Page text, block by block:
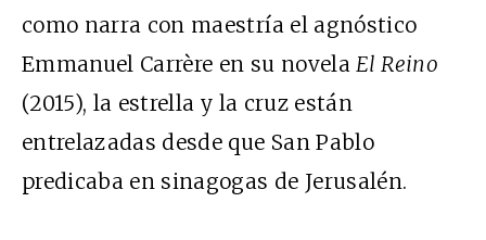
como narra con maestría el agnóstico
Emmanuel Carrère en su novelaEl Reino
(2015), la estrella y la cruz están
entrelazadas desde que San Pablo
predicaba en sinagogas de Jerusalén.